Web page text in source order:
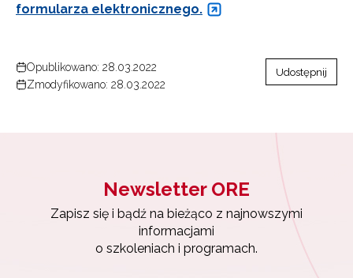
formularza elektronicznego.
Opublikowano: 28.03.2022
Zmodyfikowano: 28.03.2022
Udostępnij
Newsletter ORE
Zapisz się i bądź na bieżąco z najnowszymi
informacjami
o szkoleniach i programach.
Newsletter ORE
Zapisz się i bądź na bieżąco z najnowszymi
o szkoleniach i programach.